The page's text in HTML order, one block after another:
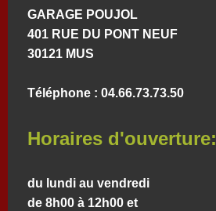
GARAGE POUJOL
401 RUE DU PONT NEUF
30121 MUS
Téléphone : 04.66.73.73.50
Horaires d'ouverture:
du lundi au vendredi
de 8h00 à 12h00 et